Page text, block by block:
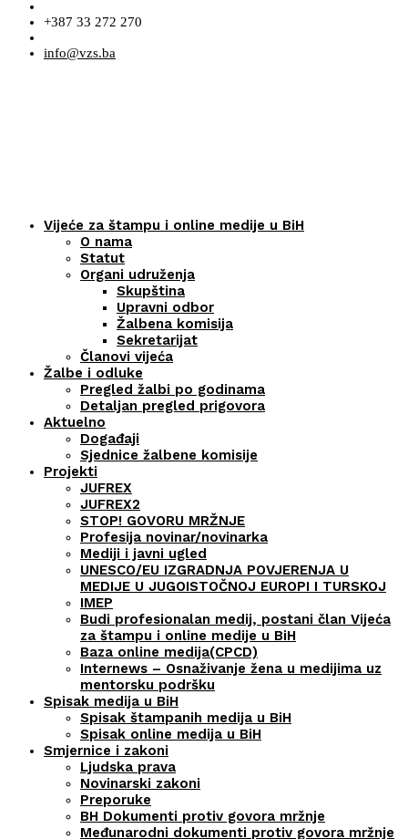
+387 33 272 270
info@vzs.ba
Vijeće za štampu i online medije u BiH
O nama
Statut
Organi udruženja
Skupština
Upravni odbor
Žalbena komisija
Sekretarijat
Članovi vijeća
Žalbe i odluke
Pregled žalbi po godinama
Detaljan pregled prigovora
Aktuelno
Događaji
Sjednice žalbene komisije
Projekti
JUFREX
JUFREX2
STOP! GOVORU MRŽNJE
Profesija novinar/novinarka
Mediji i javni ugled
UNESCO/EU IZGRADNJA POVJERENJA U
MEDIJE U JUGOISTOČNOJ EUROPI I TURSKOJ
IMEP
Budi profesionalan medij, postani član Vijeća
za štampu i online medije u BiH
Baza online medija(CPCD)
Internews – Osnaživanje žena u medijima uz
mentorsku podršku
Spisak medija u BiH
Spisak štampanih medija u BiH
Spisak online medija u BiH
Smjernice i zakoni
Ljudska prava
Novinarski zakoni
Preporuke
BH Dokumenti protiv govora mržnje
Međunarodni dokumenti protiv govora mržnje